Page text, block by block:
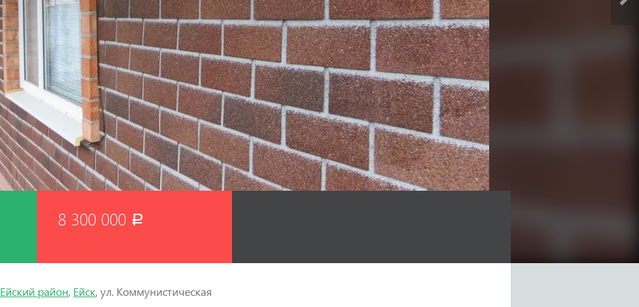
8 300 000 Р
Ейский район, Ейск, ул. Коммунистическая